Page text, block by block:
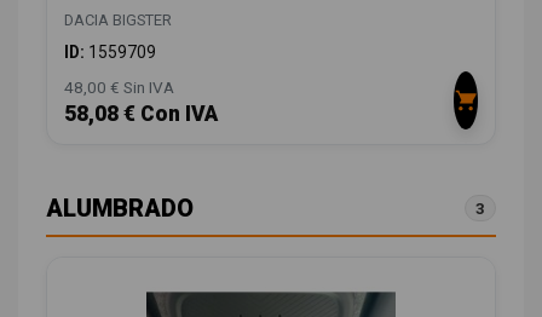
DACIA BIGSTER
ID: 1559709
48,00 € Sin IVA
58,08 € Con IVA
ALUMBRADO 3